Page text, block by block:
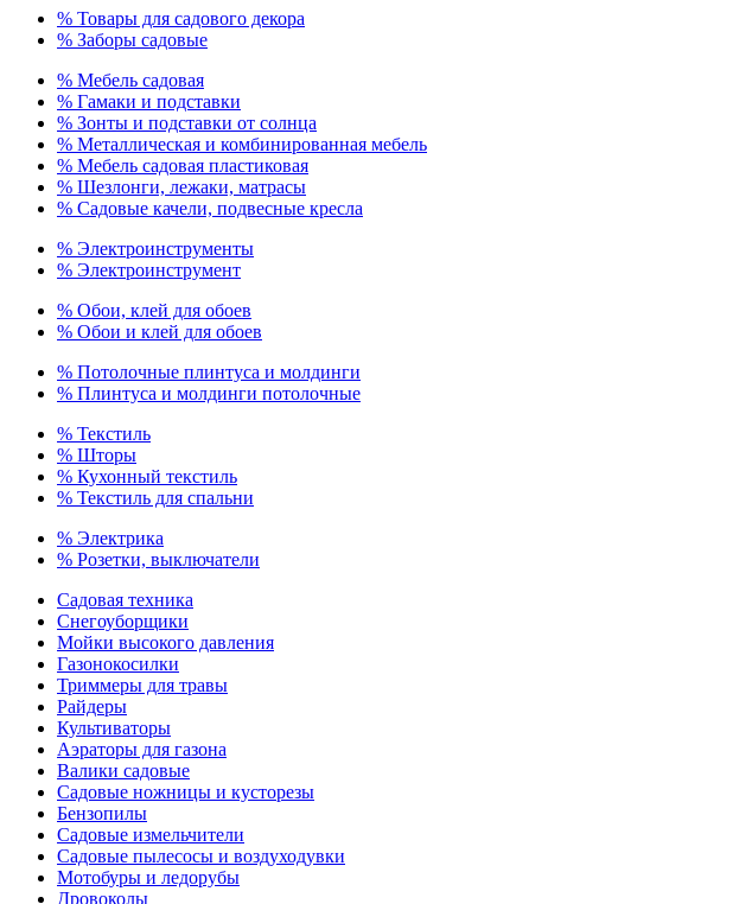
% Товары для садового декора
% Заборы садовые
% Мебель садовая
% Гамаки и подставки
% Зонты и подставки от солнца
% Металлическая и комбинированная мебель
% Мебель садовая пластиковая
% Шезлонги, лежаки, матрасы
% Садовые качели, подвесные кресла
% Электроинструменты
% Электроинструмент
% Обои, клей для обоев
% Обои и клей для обоев
% Потолочные плинтуса и молдинги
% Плинтуса и молдинги потолочные
% Текстиль
% Шторы
% Кухонный текстиль
% Текстиль для спальни
% Электрика
% Розетки, выключатели
Садовая техника
Снегоуборщики
Мойки высокого давления
Газонокосилки
Триммеры для травы
Райдеры
Культиваторы
Аэраторы для газона
Валики садовые
Садовые ножницы и кусторезы
Бензопилы
Садовые измельчители
Садовые пылесосы и воздуходувки
Мотобуры и ледорубы
Дровоколы